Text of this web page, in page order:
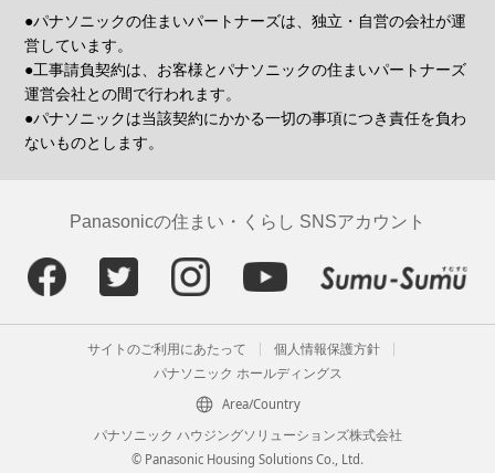
●パナソニックの住まいパートナーズは、独立・自営の会社が運
営しています。
●工事請負契約は、お客様とパナソニックの住まいパートナーズ
運営会社との間で行われます。
●パナソニックは当該契約にかかる一切の事項につき責任を負わ
ないものとします。
Panasonicの住まい・くらし SNSアカウント
サイトのご利用にあたって
個人情報保護方針
パナソニック ホールディングス
Area/Country
パナソニック ハウジングソリューションズ株式会社
© Panasonic Housing Solutions Co., Ltd.